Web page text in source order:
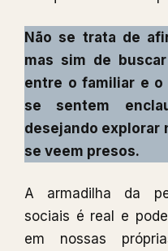
Não se trata de
mas sim de
entre o familiar e o
se sentem
desejando explorar
se veem presos.
A armadilha da
sociais é real e
em nossas